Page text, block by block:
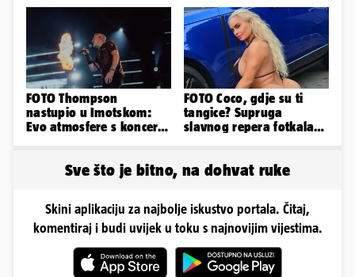
najvećih...
FOTO Thompson
nastupio u Imotskom:
Evo atmosfere s koncerta
FOTO Coco, gdje su ti
tangice? Supruga
slavnog repera fotkala
Sve što je bitno, na dohvat ruke
Skini aplikaciju za najbolje iskustvo portala. Čitaj,
komentiraj i budi uvijek u toku s najnovijim vijestima.